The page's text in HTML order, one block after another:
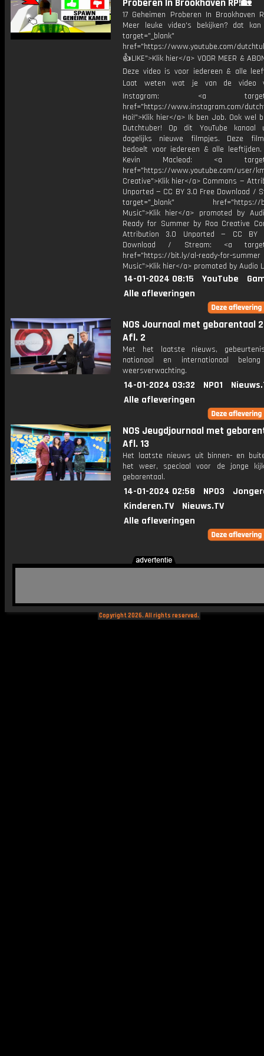
Proberen In Brookhaven RP!🏡
17 Geheimen Proberen In
Meer leuke video's bekijken? dat
target="_blank"
href="https://www.youtube.com/
👍LIKE">Klik hier</a> VOOR MEER &
Deze video is voor iedereen & alle
Laat weten wat je van de video
Instagram: <a
href="https://www.instagram.com/
Hoi!">Klik hier</a> Ik ben Job. Ook wel
Dutchtuber! Op dit YouTube kanaal
dagelijks nieuwe filmpjes. Deze
bedoelt voor iedereen & alle
Kevin Macleod: <a
href="https://www.youtube.com/user/
Creative">Klik hier</a> Commons —
Unported — CC BY 3.0 Free Download /
target="_blank" href="https://
Music">Klik hier</a> promoted by
Ready for Summer by Roa Creative
Attribution 3.0 Unported — CC BY
Download / Stream: <a
href="https://bit.ly/al-ready-for-summer
Music">Klik hier</a> promoted by Audio
14-01-2024 08:15 YouTube
Alle afleveringen
NOS Journaal met gebarentaal
Afl. 2
Met het laatste nieuws,
nationaal en internationaal
weersverwachting.
14-01-2024 03:32 NPO1
Alle afleveringen
NOS Jeugdjournaal met
Afl. 13
Het laatste nieuws uit binnen- en
het weer, speciaal voor de jonge
gebarentaal.
14-01-2024 02:58 NPO3
Kinderen.TV
Nieuws.TV
Alle afleveringen
Copyright 2026. All rights reserved.